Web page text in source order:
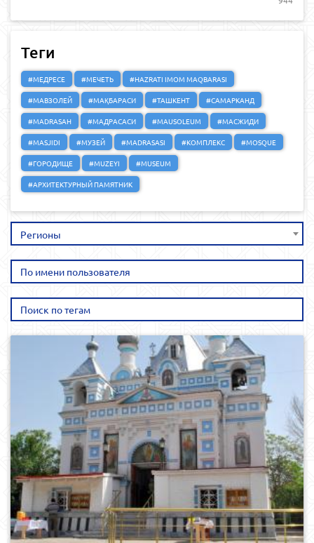
Теги
#МЕДРЕСЕ #МЕЧЕТЬ
#HAZRATI IMOM MAQBARASI
#МАВЗОЛЕЙ
#МАҚБАРАСИ #ТАШКЕНТ
#САМАРКАНД
#MADRASAH
#МАДРАСАСИ #MAUSOLEUM
#МАСЖИДИ
#MASJIDI
#МУЗЕЙ #MADRASASI #КОМПЛЕКС
#MOSQUE
#ГОРОДИЩЕ
#MUZEYI
#MUSEUM
#АРХИТЕКТУРНЫЙ ПАМЯТНИК
Регионы
0 564